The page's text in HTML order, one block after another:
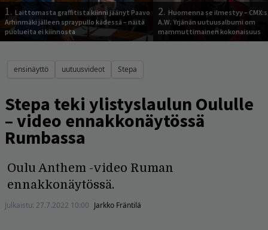
1. Laittomasta graffitista kiinni jäänyt Paavo
Arhinmäki jälleen spraypullo kädessä – näitä
puolueita ei kiinnosta
2. Huomenna se ilmestyy –
A.W. Yrjänän uutuusalbumi om
mammuttimainen kokonaisuus
ensinäyttö uutuusvideot Stepa
Stepa teki ylistyslaulun Oululle
– video ennakkonäytössä
Rumbassa
Oulu Anthem -video Ruman
ennakkonäytössä.
Julkaistu: 27.7.2022 10:00 Jarkko Fräntilä